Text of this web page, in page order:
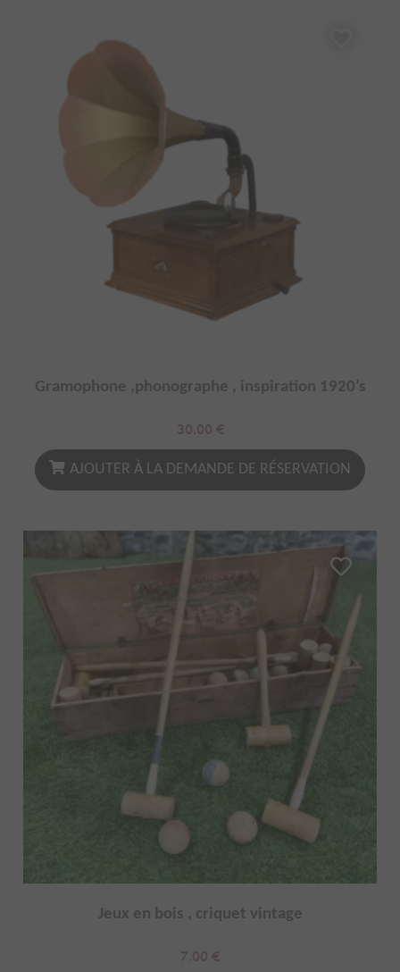
Gramophone ,phonographe , inspiration 1920’s
30.00 €
AJOUTER À LA DEMANDE DE RÉSERVATION
Jeux en bois , criquet vintage
7.00 €